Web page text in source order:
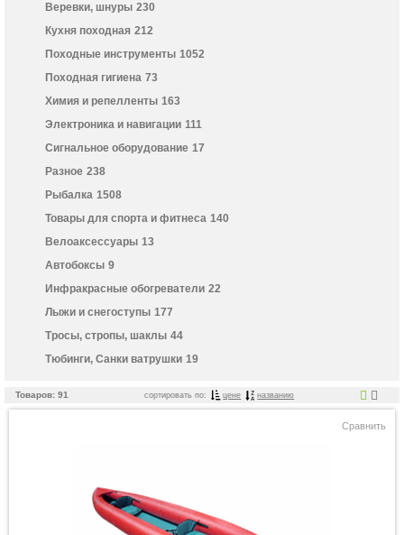
Веревки, шнуры 230
Кухня походная 212
Походные инструменты 1052
Походная гигиена 73
Химия и репелленты 163
Электроника и навигации 111
Сигнальное оборудование 17
Разное 238
Рыбалка 1508
Товары для спорта и фитнеса 140
Велоаксессуары 13
Автобоксы 9
Инфракрасные обогреватели 22
Лыжи и снегоступы 177
Тросы, стропы, шаклы 44
Тюбинги, Санки ватрушки 19
Товаров: 91 сортировать по: цене названию
Сравнить